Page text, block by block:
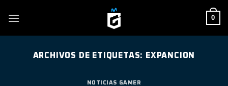
0
ARCHIVOS DE ETIQUETAS: EXPANCION
NOTICIAS GAMER